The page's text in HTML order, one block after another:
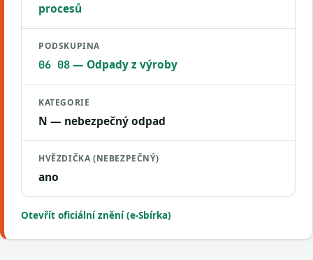
procesů
PODSKUPINA
06 08— Odpady z výroby
KATEGORIE
N — nebezpečný odpad
HVĚZDIČKA (NEBEZPEČNÝ)
ano
Otevřít oficiální znění (e-Sbírka)